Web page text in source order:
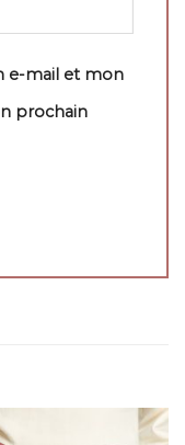
e-mail et mon
prochain